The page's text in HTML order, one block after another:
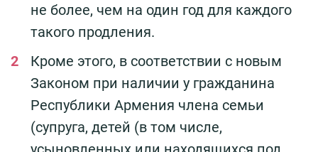
не более, чем на один год для каждого
такого продления.
Кроме этого, в соответствии с новым
Законом при наличии у гражданина
Республики Армения члена семьи
(супруга, детей (в том числе,